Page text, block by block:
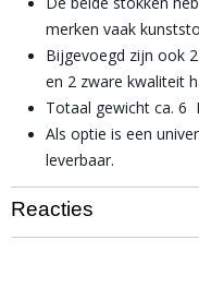
merken vaak
Bijgevoegd zijn ook
en 2 zware kwaliteit
Totaal gewicht ca. 6
Als optie is een
leverbaar.
Reacties